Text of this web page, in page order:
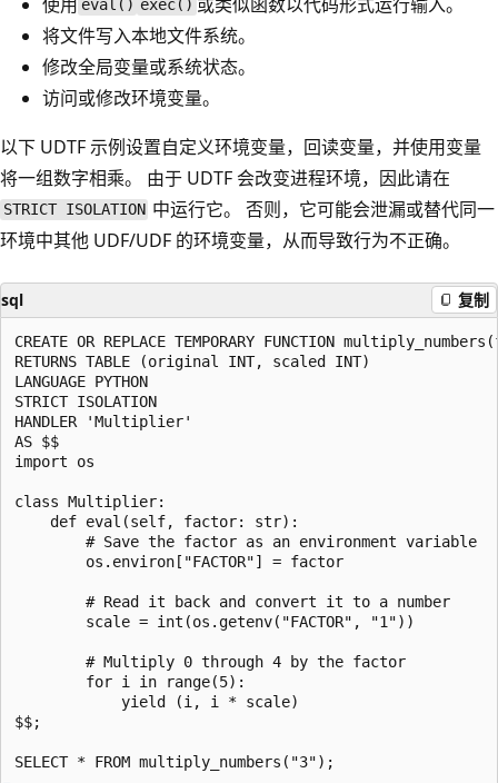
eval() exec()
将文件写入本地文件系统。
修改全局变量或系统状态。
访问或修改环境变量。
以下 UDTF 示例设置自定义环境变量，回读变量，并使用变量
将一组数字相乘。 由于 UDTF 会改变进程环境，因此请在
STRICT ISOLATION 中运行它。 否则，它可能会泄漏或替代同一
环境中其他 UDF/UDF 的环境变量，从而导致行为不正确。
sql 复制
CREATE OR REPLACE TEMPORARY FUNCTION
RETURNS TABLE (original INT, scaled INT)
LANGUAGE PYTHON
STRICT ISOLATION
HANDLER 'Multiplier'
AS $$
import os
class Multiplier:
    def eval(self, factor: str):
        # Save the factor as an environment variable
        os.environ["FACTOR"] = factor
        # Read it back and convert it to a number
        scale = int(os.getenv("FACTOR", "1"))
        # Multiply 0 through 4 by the factor
        for i in range(5):
            yield (i, i * scale)
$$;